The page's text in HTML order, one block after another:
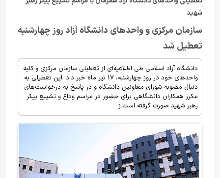
شهید
سازمان مرکزی و واحدهای دانشگاه آزاد روز چهارشنبه
تعطیل شد
دانشگاه آزاد اسلامی طی اطلاعیه‌ای از تعطیلی سازمان مرکزی و کلیه
واحدهای خود در روز چهارشنبه، ۱۷ تیر ماه خبر داد. این تعطیلی به
دنبال مصوبه شورای معاونین دانشگاه و در پاسخ به درخواست‌های
مکرر همکاران دانشگاهی برای حضور در مراسم وداع و تشییع پیکر
رهبر شهید صورت گرفته است.ز